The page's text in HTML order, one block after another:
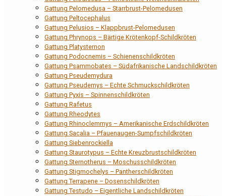
Gattung Pelomedusa – Starrbrust-Pelomedusen
Gattung Peltocephalus
Gattung Pelusios – Klappbrust-Pelomedusen
Gattung Phrynops – Bärtige Krötenkopf-Schildkröten
Gattung Platysternon
Gattung Podocnemis – Schienenschildkröten
Gattung Psammobates – Südafrikanische Landschildkröten
Gattung Pseudemydura
Gattung Pseudemys – Echte Schmuckschildkröten
Gattung Pyxis – Spinnenschildkröten
Gattung Rafetus
Gattung Rheodytes
Gattung Rhinoclemmys – Amerikanische Erdschildkröten
Gattung Sacalia – Pfauenaugen-Sumpfschildkröten
Gattung Siebenrockiella
Gattung Staurotypus – Echte Kreuzbrustschildkröten
Gattung Sternotherus – Moschusschildkröten
Gattung Stigmochelys – Pantherschildkröten
Gattung Terrapene – Dosenschildkröten
Gattung Testudo – Eigentliche Landschildkröten